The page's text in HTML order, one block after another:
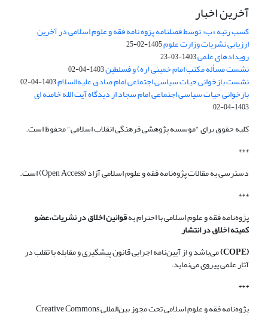
آخرین اخبار
کسب رتبه «ب» توسط فصلنامه پژوه نامه فقه و علوم اسلامی در آخرین
ارزیابی نشریات وزارت علوم1405-02-25
رویدادهای علمی1403-03-23
نشست مسأله مکتب امام خمینی (ره) و فسلطین1403-04-02
نشست بازخوانی حیات سیاسی اجتماعی امام صادق علیه‌السلام1403-04-02
بازخوانی حیات سیاسی اجتماعی امام سجاد از دیدگاه آیت الله خامنه ای
1403-04-02
کلیه حقوق برای "موسسه پژوهشی فرهنگی انقلاب اسلامی" محفوظ است.
***
دسترسی به مقالات پژوه‌نامه فقه و علوم اسلامی آزاد (Open Access) است.
***
پژوه‌نامه فقه و علوم اسلامی با احترام بهقوانین اخلاق در نشریات،عضو
کمیته اخلاق در انتشار
(COPE)
می‌باشد و از آیین‌نامه اجرایی قانون پیشگیری و مقابله با تقلب در
آثار علمی پیروی می‌نماید.
***
پژوه‌نامه فقه و علوم اسلامی تحت مجوز بین‌المللی Creative Commons